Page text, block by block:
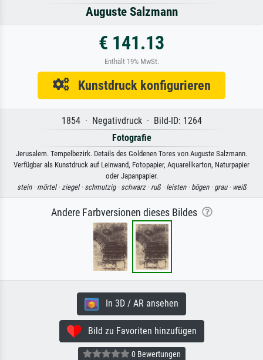
Auguste Salzmann
€ 141.13
Enthält 19% MwSt.
Kunstdruck konfigurieren
1854 · Negativdruck · Bild-ID: 1264
Fotografie
Jerusalem. Tempelbezirk. Details des Goldenen Tores von Auguste Salzmann.
Verfügbar als Kunstdruck auf Leinwand, Fotopapier, Aquarellkarton, Naturpapier
oder Japanpapier.
stein · mörtel · ziegel · schmutzig · schwarz · ruß · leisten · bögen · grau · weiß
Andere Farbversionen dieses Bildes
In 3D / AR ansehen
Bild zu Favoriten hinzufügen
0 Bewertungen